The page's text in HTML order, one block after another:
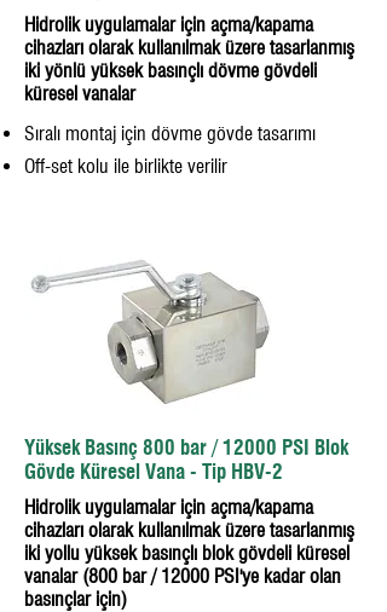
Hidrolik uygulamalar için açma/kapama
cihazları olarak kullanılmak üzere tasarlanmış
iki yönlü yüksek basınçlı dövme gövdeli
küresel vanalar
Sıralı montaj için dövme gövde tasarımı
Off-set kolu ile birlikte verilir
Yüksek Basınç 800 bar / 12000 PSI Blok
Gövde Küresel Vana - Tip HBV-2
Hidrolik uygulamalar için açma/kapama
cihazları olarak kullanılmak üzere tasarlanmış
iki yollu yüksek basınçlı blok gövdeli küresel
vanalar (800 bar / 12000 PSI'ye kadar olan
basınçlar için)